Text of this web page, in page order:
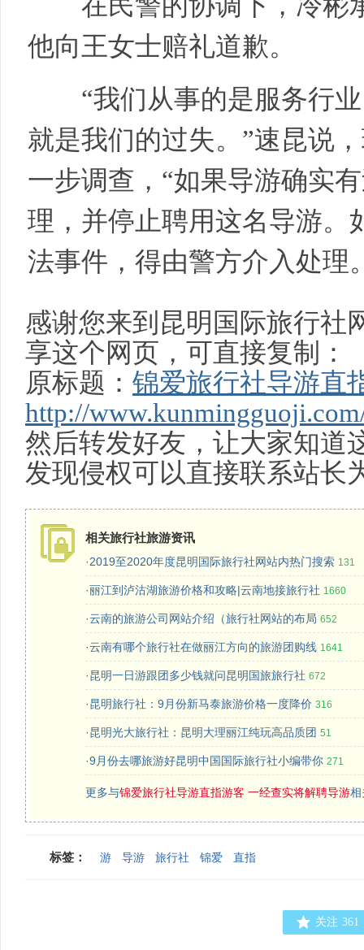
他向王女士赔礼道歉。
“我们从事的是服务行业
就是我们的过失。”速昆说
一步调查，“如果导游确实
理，并停止聘用这名导游。
法事件，得由警方介入处理
感谢您来到昆明国际旅行社
享这个网页，可直接复制：
原标题： 锦爱旅行社导游直
http://
然后转发好友，让大家知道
发现侵权可以直接联系站长
相关旅行社旅游资讯
·2019至2020年度昆明国际旅行社网站内热门搜索 131
·丽江到泸沽湖旅游价格和攻略|云南地接旅行社 1660
·云南的旅游公司网站介绍（旅行社网站的布局 652
·云南有哪个旅行社在做丽江方向的旅游团购线 1641
·昆明一日游跟团多少钱就问昆明国旅旅行社 672
·昆明旅行社：9月份新马泰旅游价格一度降价 316
·昆明光大旅行社：昆明大理丽江纯玩高品质团 51
·9月份去哪旅游好昆明中国国际旅行社小编带你 271
更多与锦爱旅行社导游直指游客 一经查实将解聘导游相
标签： 游 导游 旅行社 锦爱 直指
关注 361